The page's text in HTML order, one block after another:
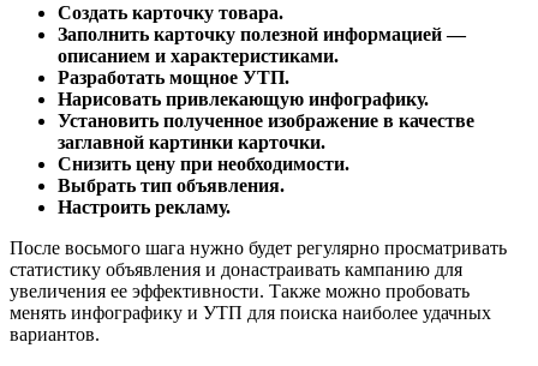
Создать карточку товара.
Заполнить карточку полезной информацией —
описанием и характеристиками.
Разработать мощное УТП.
Нарисовать привлекающую инфографику.
Установить полученное изображение в качестве
заглавной картинки карточки.
Снизить цену при необходимости.
Выбрать тип объявления.
Настроить рекламу.
После восьмого шага нужно будет регулярно просматривать
статистику объявления и донастраивать кампанию для
увеличения ее эффективности. Также можно пробовать
менять инфографику и УТП для поиска наиболее удачных
вариантов.